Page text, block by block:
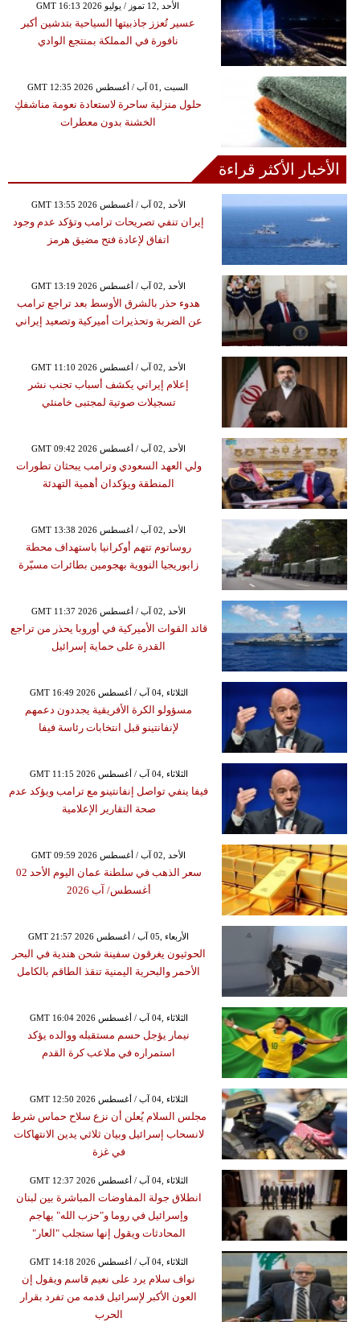
GMT 16:13 2026 الأحد ,12 تموز / يوليو
عسير تُعزز جاذبيتها السياحية بتدشين أكبر
نافورة في المملكة بمنتجع الوادي
GMT 12:35 2026 السبت ,01 آب / أغسطس
حلول منزلية ساحرة لاستعادة نعومة مناشفكِ
الخشنة بدون معطرات
الأخبار الأكثر قراءة
GMT 13:55 2026 الأحد ,02 آب / أغسطس
إيران تنفي تصريحات ترامب وتؤكد عدم وجود
اتفاق لإعادة فتح مضيق هرمز
GMT 13:19 2026 الأحد ,02 آب / أغسطس
هدوء حذر بالشرق الأوسط بعد تراجع ترامب
عن الضربة وتحذيرات أميركية وتصعيد إيراني
GMT 11:10 2026 الأحد ,02 آب / أغسطس
إعلام إيراني يكشف أسباب تجنب نشر
تسجيلات صوتية لمجتبى خامنئي
GMT 09:42 2026 الأحد ,02 آب / أغسطس
ولي العهد السعودي وترامب يبحثان تطورات
المنطقة ويؤكدان أهمية التهدئة
GMT 13:38 2026 الأحد ,02 آب / أغسطس
روساتوم تتهم أوكرانيا باستهداف محطة
زابوريجيا النووية بهجومين بطائرات مسيّرة
GMT 11:37 2026 الأحد ,02 آب / أغسطس
قائد القوات الأميركية في أوروبا يحذر من تراجع
القدرة على حماية إسرائيل
GMT 16:49 2026 الثلاثاء ,04 آب / أغسطس
مسؤولو الكرة الأفريقية يجددون دعمهم
لإنفانتينو قبل انتخابات رئاسة فيفا
GMT 11:15 2026 الثلاثاء ,04 آب / أغسطس
فيفا ينفي تواصل إنفانتينو مع ترامب ويؤكد عدم
صحة التقارير الإعلامية
GMT 09:59 2026 الأحد ,02 آب / أغسطس
سعر الذهب في سلطنة عمان اليوم الأحد 02
أغسطس/ آب 2026
GMT 21:57 2026 الأربعاء ,05 آب / أغسطس
الحوثيون يغرقون سفينة شحن هندية في البحر
الأحمر والبحرية اليمنية تنقذ الطاقم بالكامل
GMT 16:04 2026 الثلاثاء ,04 آب / أغسطس
نيمار يؤجل حسم مستقبله ووالده يؤكد
استمراره في ملاعب كرة القدم
GMT 12:50 2026 الثلاثاء ,04 آب / أغسطس
مجلس السلام يُعلن أن نزع سلاح حماس شرط
لانسحاب إسرائيل وبيان ثلاثي يدين الانتهاكات
في غزة
GMT 12:37 2026 الثلاثاء ,04 آب / أغسطس
انطلاق جولة المفاوضات المباشرة بين لبنان
وإسرائيل في روما و"حزب الله" يهاجم
المحادثات ويقول إنها ستجلب "العار"
GMT 14:18 2026 الثلاثاء ,04 آب / أغسطس
نواف سلام يرد على نعيم قاسم ويقول إن
العون الأكبر لإسرائيل قدمه من تفرد بقرار
الحرب